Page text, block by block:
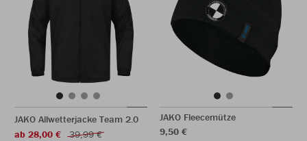
JAKO Allwetterjacke Team 2.0
ab 28,00 €
39,99 €
JAKO Fleecemütze
9,50 €